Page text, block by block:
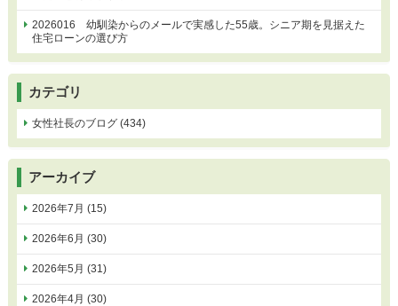
2026016 幼馴染からのメールで実感した55歳。シニア期を見据えた
住宅ローンの選び方
カテゴリ
女性社長のブログ (434)
アーカイブ
2026年7月 (15)
2026年6月 (30)
2026年5月 (31)
2026年4月 (30)